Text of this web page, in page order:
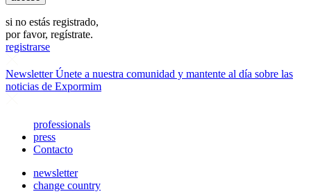
si no estás registrado,
por favor, regístrate.
registrarse
Newsletter Únete a nuestra comunidad y mantente al día sobre las
noticias de Expormim
professionals
press
Contacto
newsletter
change country